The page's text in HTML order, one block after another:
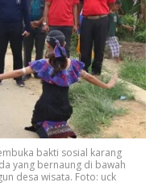
bakti sosial karang
yang bernaung di bawah
desa wisata. Foto: uck